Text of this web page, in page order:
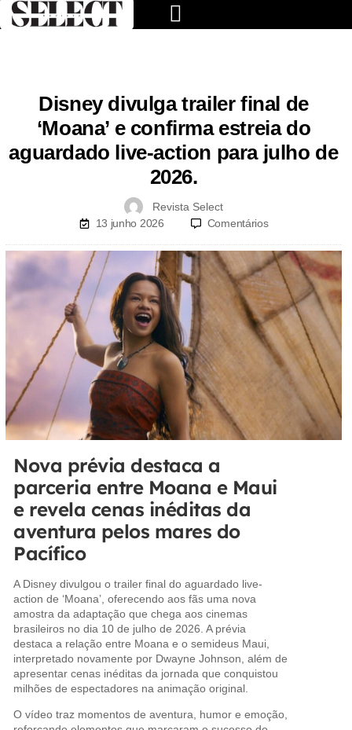
Disney divulga trailer final de
‘Moana’ e confirma estreia do
aguardado live-action para julho de
2026.
Revista Select
13 junho 2026
Comentários
Nova prévia destaca a
parceria entre Moana e Maui
e revela cenas inéditas da
aventura pelos mares do
Pacífico
A Disney divulgou o trailer final do aguardado live-
action de ‘Moana’, oferecendo aos fãs uma nova
amostra da adaptação que chega aos cinemas
brasileiros no dia 10 de julho de 2026. A prévia
destaca a relação entre Moana e o semideus Maui,
interpretado novamente por Dwayne Johnson, além de
apresentar cenas inéditas da jornada que conquistou
milhões de espectadores na animação original.
O vídeo traz momentos de aventura, humor e emoção,